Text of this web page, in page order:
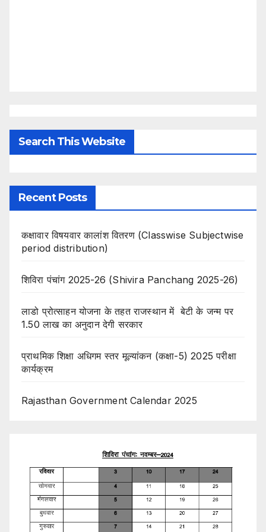
Search This Website
Recent Posts
कक्षावार विषयवार कालांश वितरण (Classwise Subjectwise
period distribution)
शिविरा पंचांग 2025-26 (Shivira Panchang 2025-26)
लाडो प्रोत्साहन योजना के तहत राजस्थान में बेटी के जन्म पर
1.50 लाख का अनुदान देगी सरकार
प्राथमिक शिक्षा अधिगम स्तर मूल्यांकन (कक्षा-5) 2025 परीक्षा
कार्यक्रम
Rajasthan Government Calendar 2025